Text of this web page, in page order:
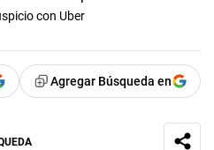
con Uber
Agregar Búsqueda en